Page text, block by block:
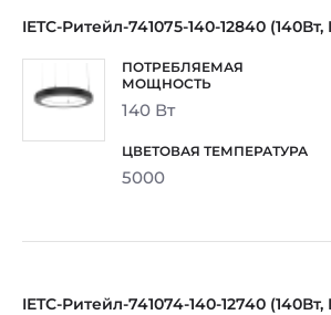
IETC-Ритейл-741075-140-12840
140 Вт
5000
IETC-Ритейл-741074-140-12740